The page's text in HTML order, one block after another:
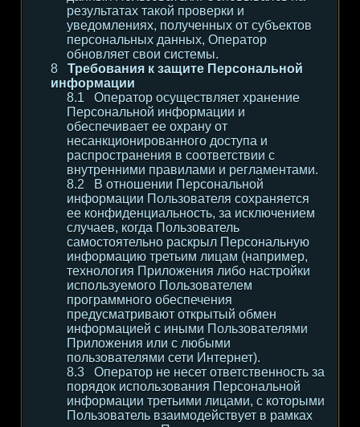
результатах такой проверки и
уведомлениях, полученных от субъектов
персональных данных, Оператор
обновляет свои системы.
Требования к защите Персональной
информации
Оператор осуществляет хранение
Персональной информации и
обеспечивает ее охрану от
несанкционированного доступа и
распространения в соответствии с
внутренними правилами и регламентами.
В отношении Персональной
информации Пользователя сохраняется
ее конфиденциальность, за исключением
случаев, когда Пользователь
самостоятельно раскрыл Персональную
информацию третьим лицам (например,
технология Приложения либо настройки
используемого Пользователем
программного обеспечения
предусматривают открытый обмен
информацией с иными Пользователями
Приложения или с любыми
пользователями сети Интернет).
Оператор не несет ответственность за
порядок использования Персональной
информации третьими лицами, с которыми
Пользователь взаимодействует в рамках